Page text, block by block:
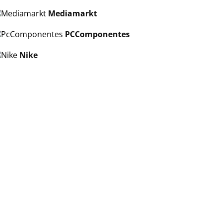
Mediamarkt
PCComponentes
Nike